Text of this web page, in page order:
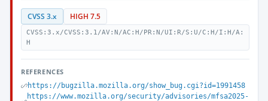
CVSS 3.x HIGH 7.5
CVSS:3.x/CVSS:3.1/AV:N/AC:H/PR:N/UI:R/S:U/C:H/I:H/A:
H
REFERENCES
https://bugzilla.mozilla.org/show_bug.cgi?id=1991458
https://www.mozilla.org/security/advisories/mfsa2025-